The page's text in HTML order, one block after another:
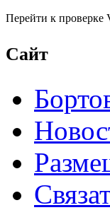
Перейти к проверке
Сайт